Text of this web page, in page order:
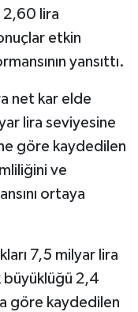
2,60 lira
etkin
yansıttı.
net kar elde
lira seviyesine
göre kaydedilen
ve
ortaya
7,5 milyar lira
büyüklüğü 2,4
göre kaydedilen